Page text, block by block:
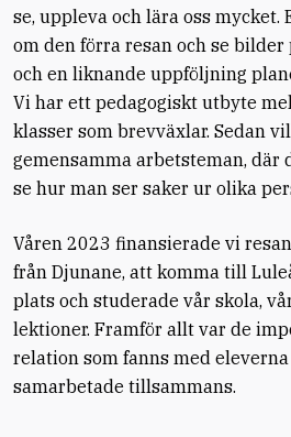
se, uppleva och lära oss mycket.
om den förra resan och se
och en liknande uppföljning
Vi har ett pedagogiskt utbyte
klasser som brevväxlar. Sedan
gemensamma arbetsteman,
se hur man ser saker ur olika
Våren 2023 finansierade vi
från Djunane, att komma till
plats och studerade vår skola,
lektioner. Framför allt var de
relation som fanns med
samarbetade tillsammans.